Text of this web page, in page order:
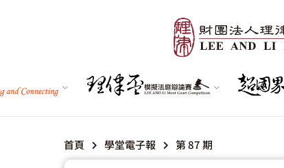
首頁 學堂電子報 第 87 期